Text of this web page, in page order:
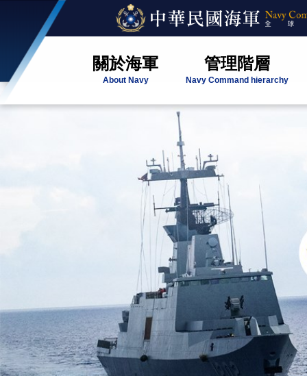
關於海軍
About Navy
管理階層
Navy Command hierarchy